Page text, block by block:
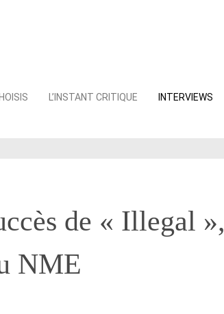
L’INSTANT CRITIQUE INTERVIEWS
de « Illegal »,
NME